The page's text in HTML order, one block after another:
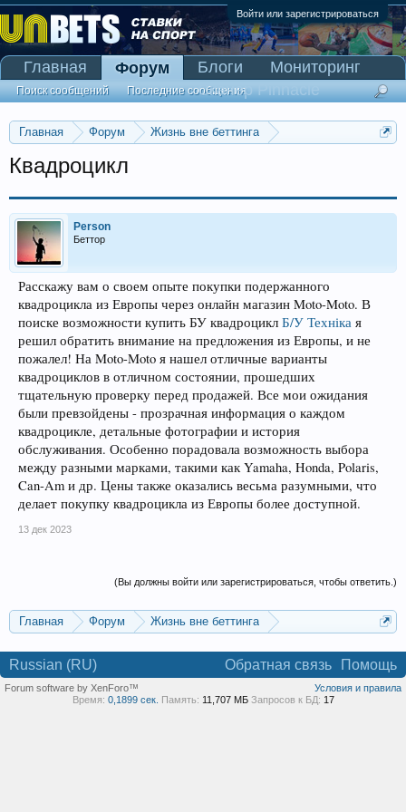
Войти или зарегистрироваться
Главная Форум
Жизнь вне беттинга
Квадроцикл
Person
Беттор
Расскажу вам о своем опыте покупки подержанного
квадроцикла из Европы через онлайн магазин Moto-Moto. В
поиске возможности купить БУ квадроцикл Б/У Техніка я
решил обратить внимание на предложения из Европы, и не
пожалел! На Moto-Moto я нашел отличные варианты
квадроциклов в отличном состоянии, прошедших
тщательную проверку перед продажей. Все мои ожидания
были превзойдены - прозрачная информация о каждом
квадроцикле, детальные фотографии и история
обслуживания. Особенно порадовала возможность выбора
между разными марками, такими как Yamaha, Honda, Polaris,
Can-Am и др. Цены также оказались весьма разумными, что
делает покупку квадроцикла из Европы более доступной.
13 дек 2023
(Вы должны войти или зарегистрироваться, чтобы ответить.)
Главная Форум
Жизнь вне беттинга
Главная Форум
Поиск сообщений Последние сообщения
Блоги
Мониторинг
Сканер Pinnacle
Russian (RU) Обратная связь Помощь
Условия и правила
Forum software by XenForo™
Время: 0,1899 сек. Память: 11,707 МБ Запросов к БД: 17